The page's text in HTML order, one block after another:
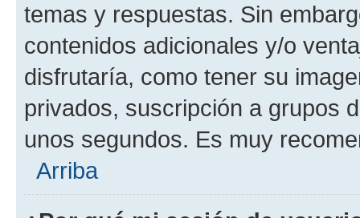
temas y respuestas. Sin
contenidos adicionales y/o
disfrutaría, como tener su
privados, suscripción a grupos
unos segundos. Es muy
Arriba